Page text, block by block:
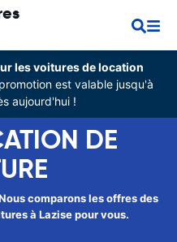
les voitures de location
est valable jusqu'à
aujourd'hui !
DE
comparons les offres des
à Lazise pour vous.